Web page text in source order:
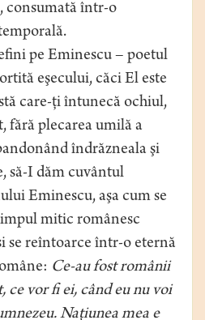
consumată într-o
pe Eminescu – poetul
eşecului, căci El este
care-ţi întunecă ochiul,
fără plecarea umilă a
îndrăzneala şi
să-I dăm cuvântul
Eminescu, aşa cum se
mitic românesc
se reîntoarce într-o eternă
Ce-au fost românii
ce vor fi ei, când eu nu voi
Naţiunea mea e